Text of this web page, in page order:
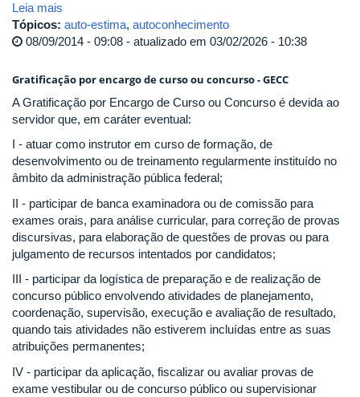
Leia mais
Tópicos: auto-estima, autoconhecimento
08/09/2014 - 09:08 - atualizado em 03/02/2026 - 10:38
Gratificação por encargo de curso ou concurso - GECC
A Gratificação por Encargo de Curso ou Concurso é devida ao
servidor que, em caráter eventual:
I - atuar como instrutor em curso de formação, de
desenvolvimento ou de treinamento regularmente instituído no
âmbito da administração pública federal;
II - participar de banca examinadora ou de comissão para
exames orais, para análise curricular, para correção de provas
discursivas, para elaboração de questões de provas ou para
julgamento de recursos intentados por candidatos;
III - participar da logística de preparação e de realização de
concurso público envolvendo atividades de planejamento,
coordenação, supervisão, execução e avaliação de resultado,
quando tais atividades não estiverem incluídas entre as suas
atribuições permanentes;
IV - participar da aplicação, fiscalizar ou avaliar provas de
exame vestibular ou de concurso público ou supervisionar